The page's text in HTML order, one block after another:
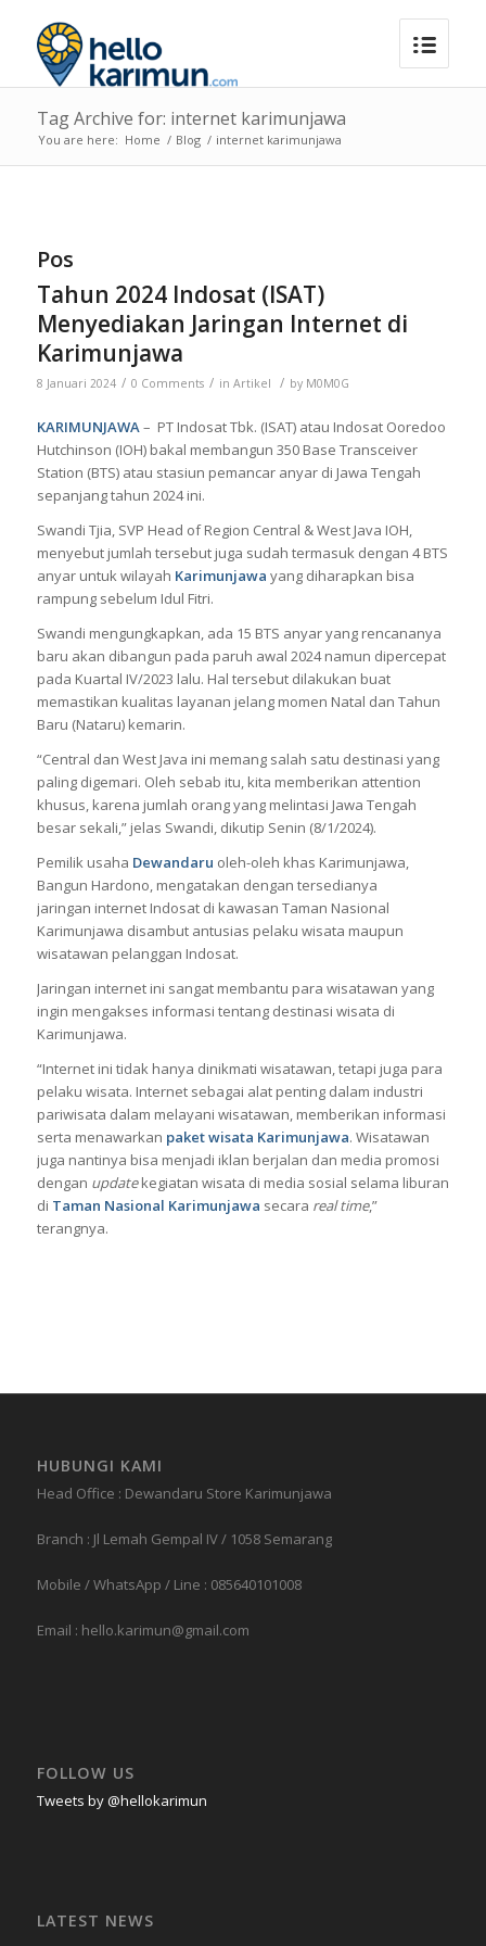
Tag Archive for: internet karimunjawa
You are here: Home / Blog / internet karimunjawa
Pos
Tahun 2024 Indosat (ISAT)
Menyediakan Jaringan Internet di
Karimunjawa
8 Januari 2024 / 0 Comments / in Artikel / by M0M0G
KARIMUNJAWA– PT Indosat Tbk. (ISAT) atau Indosat Ooredoo
Hutchinson (IOH) bakal membangun 350 Base Transceiver
Station (BTS) atau stasiun pemancar anyar di Jawa Tengah
sepanjang tahun 2024 ini.
Swandi Tjia, SVP Head of Region Central & West Java IOH,
menyebut jumlah tersebut juga sudah termasuk dengan 4 BTS
anyar untuk wilayah Karimunjawa yang diharapkan bisa
rampung sebelum Idul Fitri.
Swandi mengungkapkan, ada 15 BTS anyar yang rencananya
baru akan dibangun pada paruh awal 2024 namun dipercepat
pada Kuartal IV/2023 lalu. Hal tersebut dilakukan buat
memastikan kualitas layanan jelang momen Natal dan Tahun
Baru (Nataru) kemarin.
“Central dan West Java ini memang salah satu destinasi yang
paling digemari. Oleh sebab itu, kita memberikan attention
khusus, karena jumlah orang yang melintasi Jawa Tengah
besar sekali,” jelas Swandi, dikutip Senin (8/1/2024).
Pemilik usaha Dewandaru oleh-oleh khas Karimunjawa,
Bangun Hardono, mengatakan dengan tersedianya
jaringan internet Indosat di kawasan Taman Nasional
Karimunjawa disambut antusias pelaku wisata maupun
wisatawan pelanggan Indosat.
Jaringan internet ini sangat membantu para wisatawan yang
ingin mengakses informasi tentang destinasi wisata di
Karimunjawa.
“Internet ini tidak hanya dinikmati wisatawan, tetapi juga para
pelaku wisata. Internet sebagai alat penting dalam industri
pariwisata dalam melayani wisatawan, memberikan informasi
serta menawarkan paket wisata Karimunjawa. Wisatawan
juga nantinya bisa menjadi iklan berjalan dan media promosi
dengan updatekegiatan wisata di media sosial selama liburan
di Taman Nasional Karimunjawa secara real time,”
terangnya.
HUBUNGI KAMI
Head Office : Dewandaru Store Karimunjawa
Branch : Jl Lemah Gempal IV / 1058 Semarang
Mobile / WhatsApp / Line : 085640101008
Email : hello.karimun@gmail.com
FOLLOW US
Tweets by @hellokarimun
LATEST NEWS